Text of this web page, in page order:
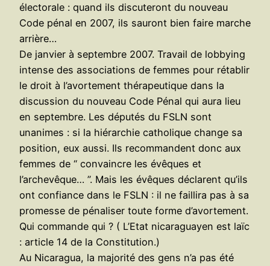
électorale : quand ils discuteront du nouveau
Code pénal en 2007, ils sauront bien faire marche
arrière…
De janvier à septembre 2007. Travail de lobbying
intense des associations de femmes pour rétablir
le droit à l’avortement thérapeutique dans la
discussion du nouveau Code Pénal qui aura lieu
en septembre. Les députés du FSLN sont
unanimes : si la hiérarchie catholique change sa
position, eux aussi. Ils recommandent donc aux
femmes de “ convaincre les évêques et
l’archevêque… ”. Mais les évêques déclarent qu’ils
ont confiance dans le FSLN : il ne faillira pas à sa
promesse de pénaliser toute forme d’avortement.
Qui commande qui ? ( L’Etat nicaraguayen est laïc
: article 14 de la Constitution.)
Au Nicaragua, la majorité des gens n’a pas été